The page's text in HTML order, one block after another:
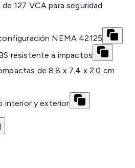
127 VCA para seguridad
NEMA 42125
resistente a impactos
de 8.8 x 7.4 x 2.0 cm
interior y exterior